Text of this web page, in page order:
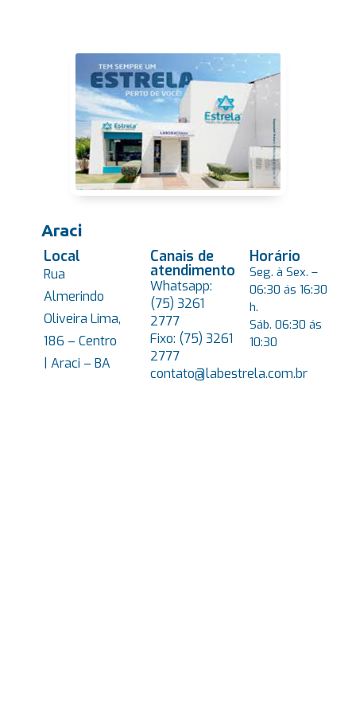
Araci
Local
Rua
Almerindo
Oliveira Lima,
186 – Centro
| Araci – BA
Canais de
atendimento
Whatsapp:
(75) 3261
2777
Fixo: (75) 3261
2777
contato@labestrela.com.br
Horário
Seg. à Sex. –
06:30 ás 16:30
h.
Sáb. 06:30 ás
10:30